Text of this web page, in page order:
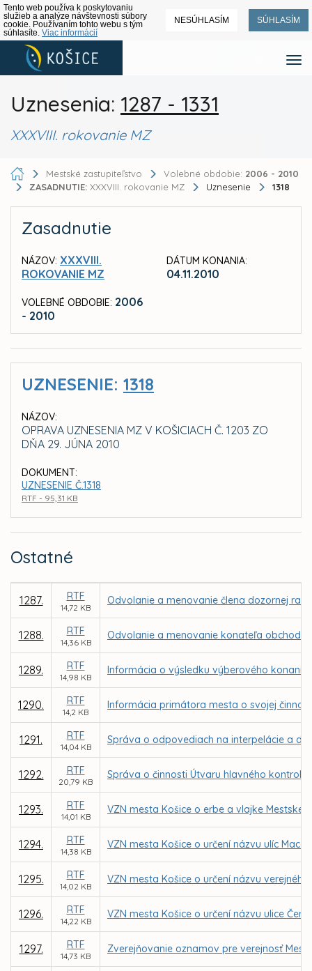
Tento web používa k poskytovaniu
služieb a analýze návštevnosti súbory
cookie. Používaním tohto webu s tým
súhlasíte. Viac informácií
NESÚHLASÍM SÚHLASÍM
Uznesenia: 1287 - 1331
XXXVIII. rokovanie MZ
Mestské zastupiteľstvo Volebné obdobie: 2006 - 2010
ZASADNUTIE: XXXVIII. rokovanie MZ Uznesenie 1318
Zasadnutie
NÁZOV: XXXVIII.
ROKOVANIE MZ
VOLEBNÉ OBDOBIE: 2006
- 2010
DÁTUM KONANIA:
04.11.2010
UZNESENIE: 1318
NÁZOV:
OPRAVA UZNESENIA MZ V KOŠICIACH Č. 1203 ZO
DŇA 29. JÚNA 2010
DOKUMENT:
UZNESENIE Č.1318
RTF - 95,31 KB
Ostatné
1287. RTF
14,72 KB
Odvolanie a menovanie člena dozornej
1288. RTF
14,36 KB
Odvolanie a menovanie konateľa
1289. RTF
14,98 KB
Informácia o výsledku výberového
1290. RTF
14,2 KB
Informácia primátora mesta o svojej
1291. RTF
14,04 KB
Správa o odpovediach na interpelácie a
1292. RTF
20,79 KB
Správa o činnosti Útvaru hlavného
1293. RTF
14,01 KB
VZN mesta Košice o erbe a vlajke Mestskej
1294. RTF
14,38 KB
VZN mesta Košice o určení názvu ulíc
1295. RTF
14,02 KB
VZN mesta Košice o určení názvu
1296. RTF
14,22 KB
VZN mesta Košice o určení názvu ulice
1297. RTF
14,73 KB
Zverejňovanie oznamov pre verejnosť